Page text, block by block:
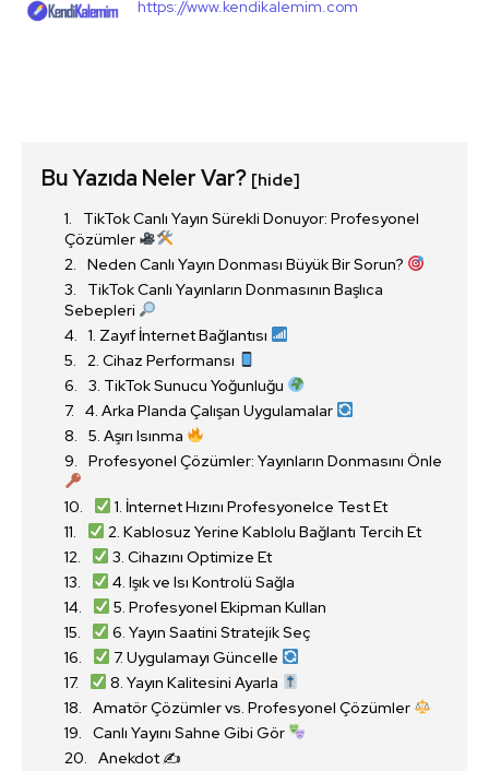
https://www.kendikalemim.com
Bu Yazıda Neler Var? [hide]
TikTok Canlı Yayın Sürekli Donuyor: Profesyonel
Çözümler
Neden Canlı Yayın Donması Büyük Bir Sorun?
TikTok Canlı Yayınların Donmasının Başlıca
Sebepleri
1. Zayıf İnternet Bağlantısı
2. Cihaz Performansı
3. TikTok Sunucu Yoğunluğu
4. Arka Planda Çalışan Uygulamalar
5. Aşırı Isınma
Profesyonel Çözümler: Yayınların Donmasını Önle
1. İnternet Hızını Profesyonelce Test Et
2. Kablosuz Yerine Kablolu Bağlantı Tercih Et
3. Cihazını Optimize Et
4. Işık ve Isı Kontrolü Sağla
5. Profesyonel Ekipman Kullan
6. Yayın Saatini Stratejik Seç
7. Uygulamayı Güncelle
8. Yayın Kalitesini Ayarla
Amatör Çözümler vs. Profesyonel Çözümler
Canlı Yayını Sahne Gibi Gör
Anekdot ✍️